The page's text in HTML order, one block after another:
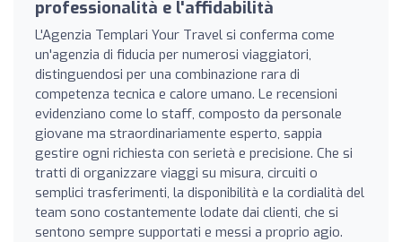
professionalità e l'affidabilità
L'Agenzia Templari Your Travel si conferma come
un'agenzia di fiducia per numerosi viaggiatori,
distinguendosi per una combinazione rara di
competenza tecnica e calore umano. Le recensioni
evidenziano come lo staff, composto da personale
giovane ma straordinariamente esperto, sappia
gestire ogni richiesta con serietà e precisione. Che si
tratti di organizzare viaggi su misura, circuiti o
semplici trasferimenti, la disponibilità e la cordialità del
team sono costantemente lodate dai clienti, che si
sentono sempre supportati e messi a proprio agio.